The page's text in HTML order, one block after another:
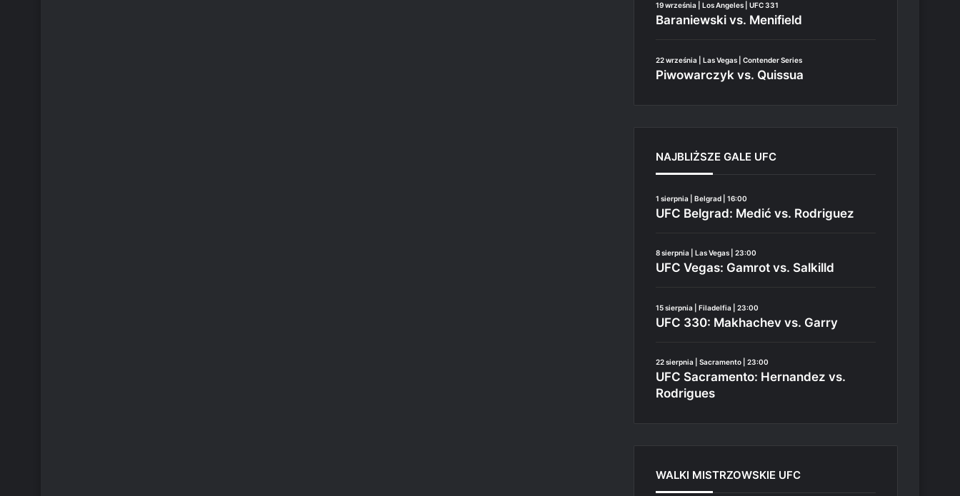
19 września | Los Angeles | UFC 331
Baraniewski vs. Menifield
22 września | Las Vegas | Contender Series
Piwowarczyk vs. Quissua
NAJBLIŻSZE GALE UFC
1 sierpnia | Belgrad | 16:00
UFC Belgrad: Medić vs. Rodriguez
8 sierpnia | Las Vegas | 23:00
UFC Vegas: Gamrot vs. Salkilld
15 sierpnia | Filadelfia | 23:00
UFC 330: Makhachev vs. Garry
22 sierpnia | Sacramento | 23:00
UFC Sacramento: Hernandez vs.
Rodrigues
WALKI MISTRZOWSKIE UFC